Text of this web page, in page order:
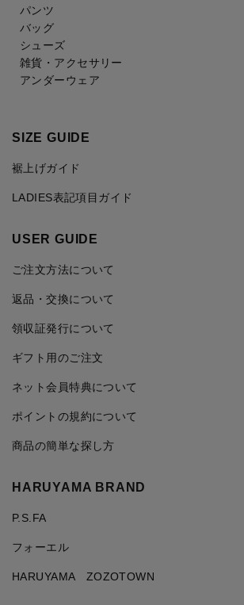
パンツ
バッグ
シューズ
雑貨・アクセサリー
アンダーウェア
SIZE GUIDE
裾上げガイド
LADIES表記項目ガイド
USER GUIDE
ご注文方法について
返品・交換について
領収証発行について
ギフト用のご注文
ネット会員特典について
ポイントの規約について
商品の簡単な探し方
HARUYAMA BRAND
P.S.FA
フォーエル
HARUYAMA ZOZOTOWN